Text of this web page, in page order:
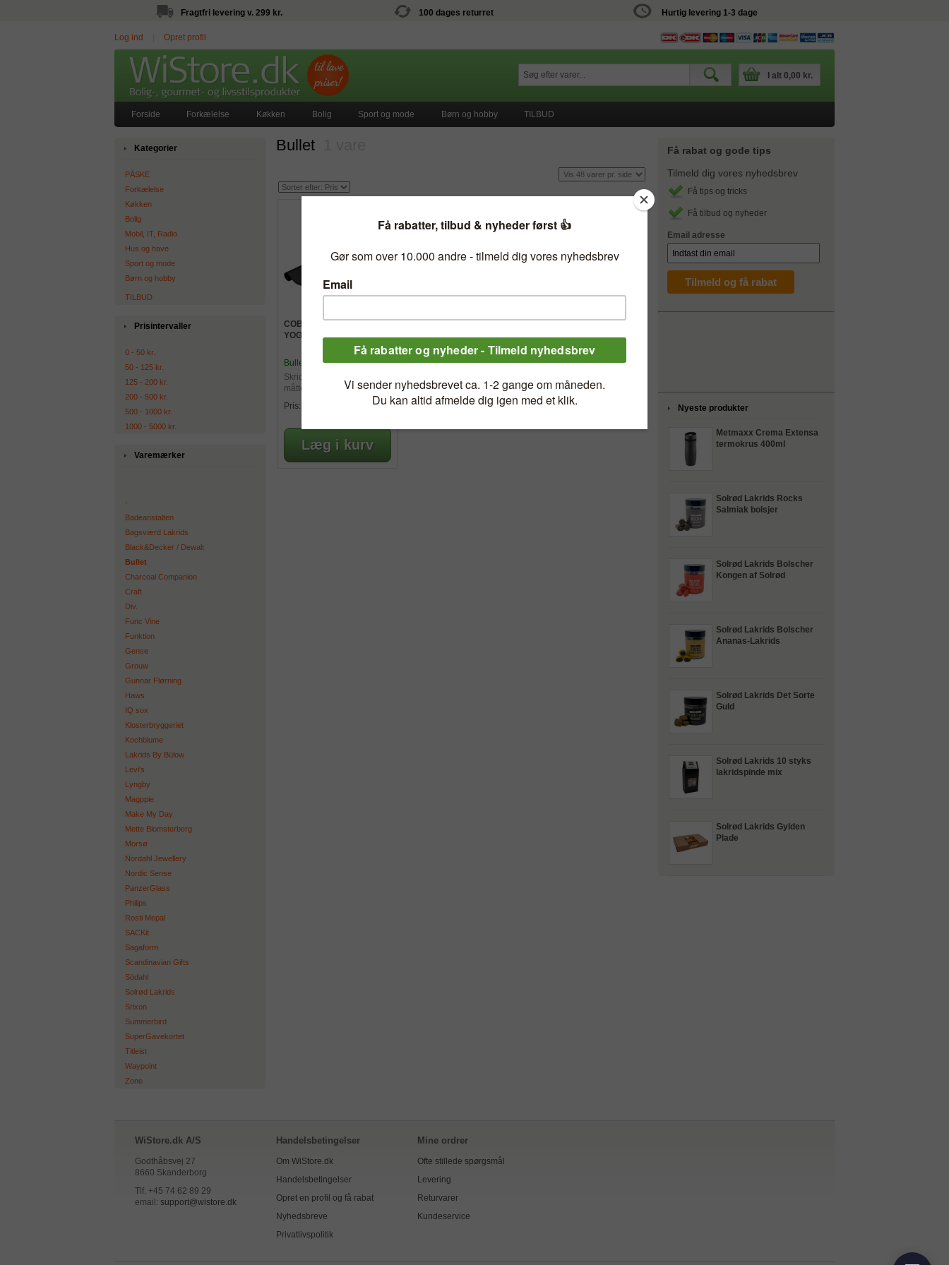
Fragtfri levering v. 299 kr. 100 dages returret Hurtig levering 1-3 dage
Log ind Opret profil
I alt 0,00 kr.
Forside Forkælelse Køkken Bolig Sport og mode Børn og hobby TILBUD
Kategorier
PÅSKE
Forkælelse
Køkken
Bolig
Mobil, IT, Radio
Hus og have
Sport og mode
Børn og hobby
TILBUD
Prisintervaller
0 - 50 kr.
50 - 125 kr.
125 - 200 kr.
200 - 500 kr.
500 - 1000 kr.
1000 - 5000 kr.
Varemærker
-
Badeanstalten
Bagsværd Lakrids
Black&Decker / Dewalt
Bullet
Charcoal Companion
Craft
Div.
Func Vine
Funktion
Gense
Grouw
Gunnar Flørning
Haws
IQ sox
Klosterbryggeriet
Kochblume
Lakrids By Bülow
Levi's
Lyngby
Magppie
Make My Day
Mette Blomsterberg
Morsø
Nordahl Jewellery
Nordic Sense
PanzerGlass
Philips
Rosti Mepal
SACKit
Sagaform
Scandinavian Gifts
Södahl
Solrød Lakrids
Srixon
Summerbird
SuperGavekortet
Titleist
Waypoint
Zone
Få rabat og gode tips
Tilmeld dig vores nyhedsbrev
Få tips og tricks
Få tilbud og nyheder
Email adresse
Nyeste produkter
Metmaxx Crema Extensa
termokrus 400ml
Solrød Lakrids Rocks
Salmiak bolsjer
Solrød Lakrids Bolscher
Kongen af Solrød
Solrød Lakrids Bolscher
Ananas-Lakrids
Solrød Lakrids Det Sorte
Guld
Solrød Lakrids 10 styks
lakridspinde mix
Solrød Lakrids Gylden
Plade
Bullet
COBRA FITNESS- OG
YOGAMÅTTE
Bullet
Skridsikker yoga og fitness
måtte
Pris:
WiStore.dk A/S
Godthåbsvej 27
8660 Skanderborg
Tlf. +45 74 62 89 29
email: support@wistore.dk
Handelsbetingelser
Om WiStore.dk
Handelsbetingelser
Opret en profil og få rabat
Nyhedsbreve
Privatlivspolitik
Mine ordrer
Ofte stillede spørgsmål
Levering
Returvarer
Kundeservice